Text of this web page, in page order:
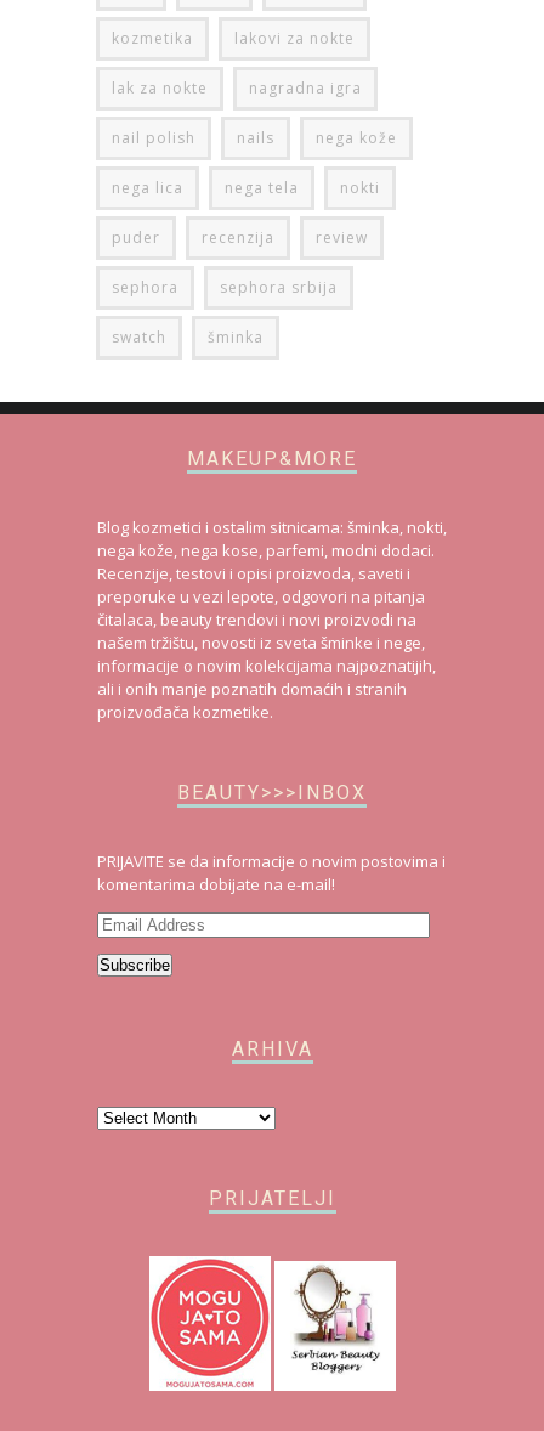
kozmetika lakovi za nokte
lak za nokte nagradna igra
nail polish nails nega kože
nega lica nega tela nokti
puder recenzija review
sephora sephora srbija
swatch šminka
MAKEUP&MORE
Blog kozmetici i ostalim sitnicama: šminka, nokti,
nega kože, nega kose, parfemi, modni dodaci.
Recenzije, testovi i opisi proizvoda, saveti i
preporuke u vezi lepote, odgovori na pitanja
čitalaca, beauty trendovi i novi proizvodi na
našem tržištu, novosti iz sveta šminke i nege,
informacije o novim kolekcijama najpoznatijih,
ali i onih manje poznatih domaćih i stranih
proizvođača kozmetike.
BEAUTY>>>INBOX
PRIJAVITE se da informacije o novim postovima i
komentarima dobijate na e-mail!
Email
Address
Subscribe
ARHIVA
Arhiva
PRIJATELJI